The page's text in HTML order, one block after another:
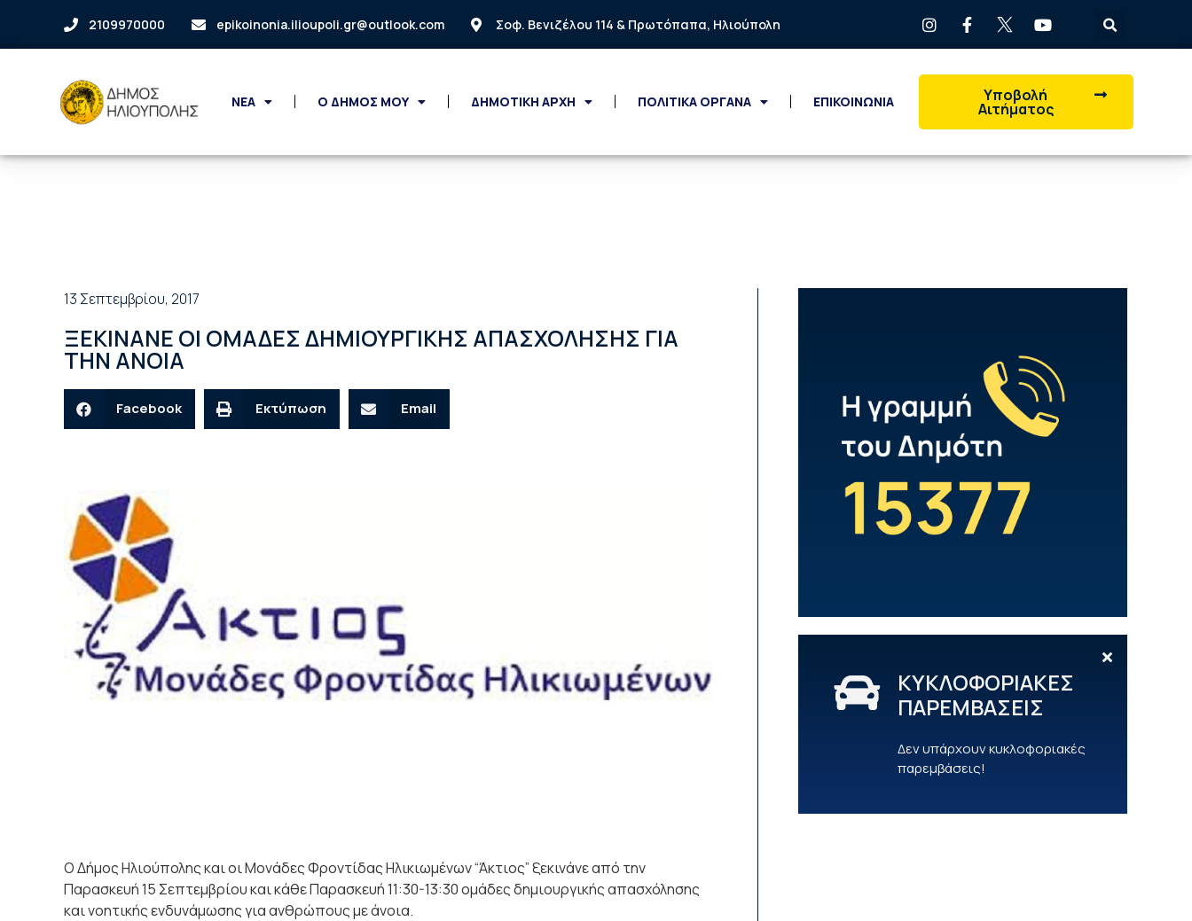
2109970000 epikoinonia.ilioupoli.gr@outlook.com Σοφ. Βενιζέλου 114 & Πρωτόπαπα, Ηλιούπολη
ΝΕΑ Ο ΔΗΜΟΣ ΜΟΥ ΔΗΜΟΤΙΚΗ ΑΡΧΗ ΠΟΛΙΤΙΚΑ ΟΡΓΑΝΑ ΕΠΙΚΟΙΝΩΝΙΑ Υποβολή
Αιτήματος
13 Σεπτεμβρίου, 2017
ΞΕΚΙΝΑΝΕ ΟΙ ΟΜΑΔΕΣ ΔΗΜΙΟΥΡΓΙΚΗΣ ΑΠΑΣΧΟΛΗΣΗΣ ΓΙΑ
ΤΗΝ ΑΝΟΙΑ
Facebook Εκτύπωση Email
Ο Δήμος Ηλιούπολης και οι Μονάδες Φροντίδας Ηλικιωμένων “Άκτιος” ξεκινάνε από την
Παρασκευή 15 Σεπτεμβρίου και κάθε Παρασκευή 11:30-13:30 ομάδες δημιουργικής απασχόλησης
και νοητικής ενδυνάμωσης για ανθρώπους με άνοια.
ΚΥΚΛΟΦΟΡΙΑΚΕΣ
ΠΑΡΕΜΒΑΣΕΙΣ
Δεν υπάρχουν κυκλοφοριακές
παρεμβάσεις!